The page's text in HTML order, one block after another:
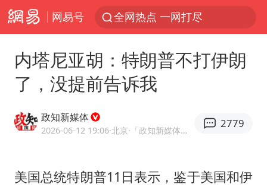
网易号 全网热点 一网打尽
内塔尼亚胡：特朗普不打伊朗
了，没提前告诉我
政知新媒体
2026-06-12 19:06·北京 ·「政知新媒体」官方账号
2779
美国总统特朗普11日表示，鉴于美国和伊